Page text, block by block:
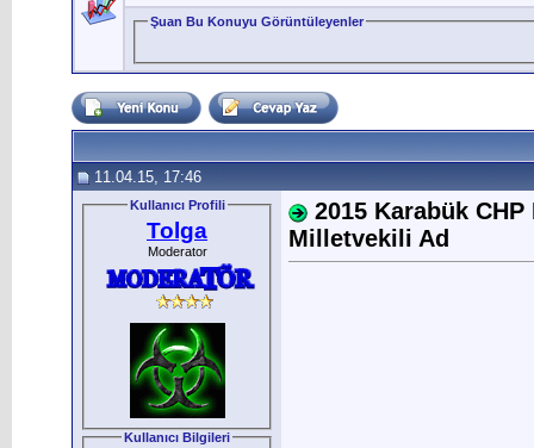
Şuan Bu Konuyu Görüntüleyenler
11.04.15, 17:46
Kullanıcı Profili
Tolga
Moderator
Kullanıcı Bilgileri
2015 Karabük
Milletvekili Ad